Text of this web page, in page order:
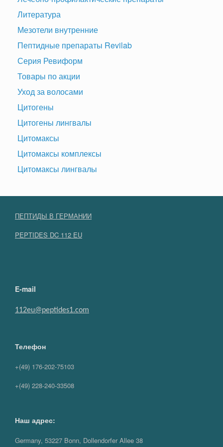
Литература
Мезотели внутренние
Пептидные препараты Revilab
Серия Ревиформ
Товары по акции
Уход за волосами
Цитогены
Цитогены лингвалы
Цитомаксы
Цитомаксы комплексы
Цитомаксы лингвалы
ПЕПТИДЫ В ГЕРМАНИИ
PEPTIDES DC 112 EU
E-mail
112eu@peptides1.com
Телефон
+(49) 176-202-75103
+(49) 228-240-33508
Наш адрес:
Germany, 53227 Bonn, Dollendorfer Allee 38